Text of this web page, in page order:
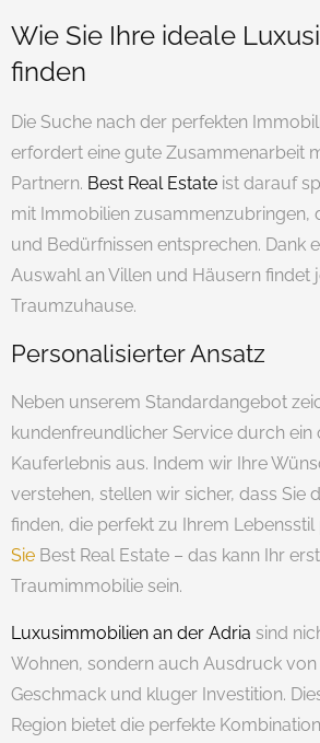
Wie Sie Ihre ideale
finden
Die Suche nach der perfekten
erfordert eine gute Zusammenarbeit
Partnern. Best Real Estate ist darauf
mit Immobilien zusammenzubringen,
und Bedürfnissen entsprechen. Dank
Auswahl an Villen und Häusern findet
Traumzuhause.
Personalisierter Ansatz
Neben unserem Standardangebot
kundenfreundlicher Service durch ein
Kauferlebnis aus. Indem wir Ihre
verstehen, stellen wir sicher, dass Sie
finden, die perfekt zu Ihrem Lebensstil
Sie Best Real Estate – das kann Ihr
Traumimmobilie sein.
Luxusimmobilien an der Adria sind
Wohnen, sondern auch Ausdruck
Geschmack und kluger Investition.
Region bietet die perfekte